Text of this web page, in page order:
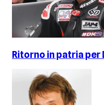
Ritorno in patria per